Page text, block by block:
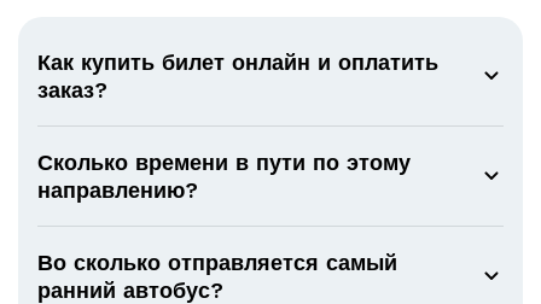
Как купить билет онлайн и оплатить
заказ?
Сколько времени в пути по этому
направлению?
Во сколько отправляется самый
ранний автобус?